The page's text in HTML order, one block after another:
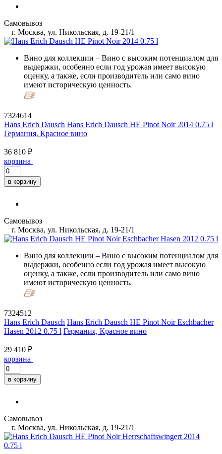
Самовывоз
г. Москва, ул. Никольская, д. 19-21/1
Вино для коллекции – Вино с высоким потенциалом для
выдержки, особенно если год урожая имеет высокую
оценку, а также, если производитель или само вино
имеют историческую ценность.
7324614
Hans Erich Dausch Hans Erich Dausch HE Pinot Noir 2014 0.75 l
Германия, Красное вино
36 810 ₽
корзина
в корзину
Самовывоз
г. Москва, ул. Никольская, д. 19-21/1
Вино для коллекции – Вино с высоким потенциалом для
выдержки, особенно если год урожая имеет высокую
оценку, а также, если производитель или само вино
имеют историческую ценность.
7324512
Hans Erich Dausch Hans Erich Dausch HE Pinot Noir Eschbacher
Hasen 2012 0.75 l Германия, Красное вино
29 410 ₽
корзина
в корзину
Самовывоз
г. Москва, ул. Никольская, д. 19-21/1